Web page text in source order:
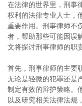
在法律的世界里，刑事
权利的法律专业人士，
重要作用。刑事律师不
者，帮助那些可能因误
文将探讨刑事律师的职
首先，刑事律师的主要
无论是轻微的犯罪还是
制定有效的辩护策略。
以及研究相关法律法规